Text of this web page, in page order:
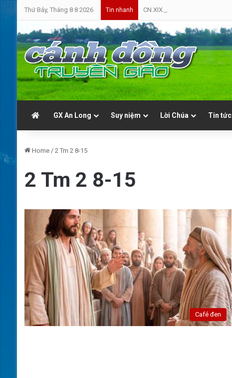
Thứ Bảy, Tháng 8 8 2026 Tin nhanh CN.XIX.TN.A | Cứ Yên Tâm | NVT
GX An Long Suy niệm Lời Chúa Tin tức
Home / 2 Tm 2 8-15
2 Tm 2 8-15
Café đen